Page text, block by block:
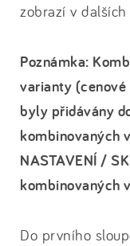
zobrazí v
Poznámka:
varianty
byly přidávány
kombinovaných
NASTAVENÍ /
kombinovaných
Do prvního